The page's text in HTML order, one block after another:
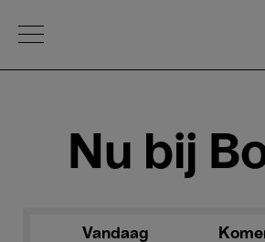
Open Menu
Nu bij
Vandaag